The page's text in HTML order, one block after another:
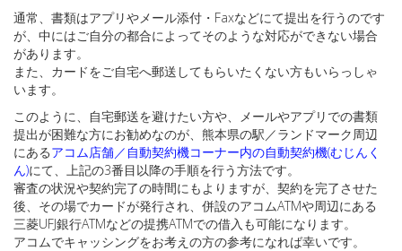
通常、書類はアプリやメール添付・Faxなどにて提出を行うのです
が、中にはご自分の都合によってそのような対応ができない場合
があります。
また、カードをご自宅へ郵送してもらいたくない方もいらっしゃ
います。
このように、自宅郵送を避けたい方や、メールやアプリでの書類
提出が困難な方にお勧めなのが、熊本県の駅／ランドマーク周辺
にあるアコム店舗／自動契約機コーナー内の自動契約機(むじんく
ん)にて、上記の3番目以降の手順を行う方法です。
審査の状況や契約完了の時間にもよりますが、契約を完了させた
後、その場でカードが発行され、併設のアコムATMや周辺にある
三菱UFJ銀行ATMなどの提携ATMでの借入も可能になります。
アコムでキャッシングをお考えの方の参考になれば幸いです。